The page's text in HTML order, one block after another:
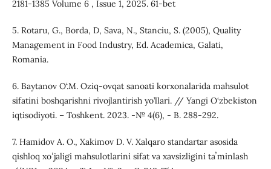
2181-1385 Volume 6 , Issue 1, 2025. 61-bet
5. Rotaru, G., Borda, D, Sava, N., Stanciu, S. (2005), Quality
Management in Food Industry, Ed. Academica, Galati,
Romania.
6. Baytanov O‘.M. Oziq-ovqat sanoati korxonalarida mahsulot
sifatini boshqarishni rivojlantirish yo’llari. // Yangi O‘zbekiston
iqtisodiyoti. – Toshkent. 2023. -№ 4(6), - B. 288-292.
7. Hamidov A. O., Xakimov D. V. Xalqaro standartar asosida
qishloq xoʻjaligi mahsulotlarini sifat va xavsizligini taʼminlash